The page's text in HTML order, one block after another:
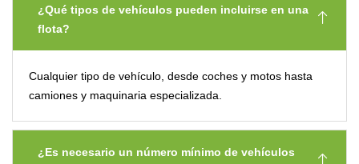
¿Qué tipos de vehículos pueden incluirse en una
flota?
Cualquier tipo de vehículo, desde coches y motos hasta
camiones y maquinaria especializada.
¿Es necesario un número mínimo de vehículos